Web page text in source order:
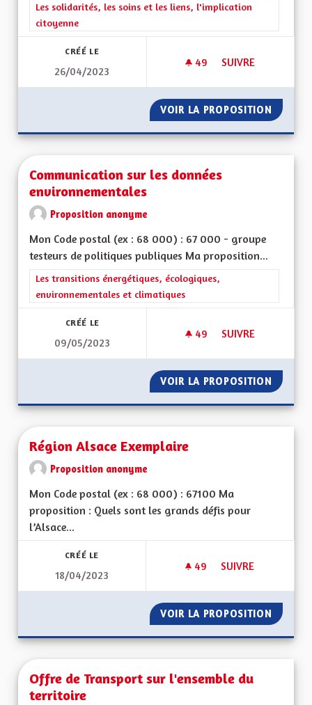
Filtrer les résultats de la catégorie : Les solidarités, les soins
Les solidarités, les soins et les liens, l'implication
citoyenne
CRÉÉ LE
26/04/2023
49 49 ABONNÉS
SUIVRE
VOIR LA PROPOSITION
Communication sur les données
environnementales
Proposition anonyme
Mon Code postal (ex : 68 000) : 67 000 - groupe
testeurs de politiques publiques Ma proposition...
Filtrer les résultats de la catégorie : Les transitions
Les transitions énergétiques, écologiques,
environnementales et climatiques
CRÉÉ LE
09/05/2023
49 49 ABONNÉS
SUIVRE
VOIR LA PROPOSITION
Région Alsace Exemplaire
Proposition anonyme
Mon Code postal (ex : 68 000) : 67100 Ma
proposition : Quels sont les grands défis pour
l’Alsace...
CRÉÉ LE
18/04/2023
49 49 ABONNÉS
SUIVRE
VOIR LA PROPOSITION
Offre de Transport sur l'ensemble du
territoire